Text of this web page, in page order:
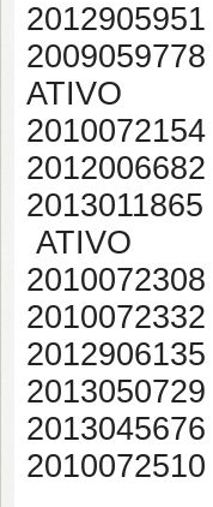
ATIVO
ATIVO